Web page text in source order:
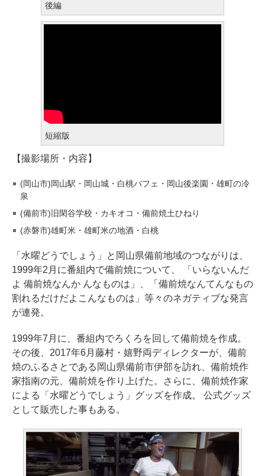
後編
短縮版
【撮影場所・内容】
(岡山市)岡山駅・岡山城・白桃パフェ・岡山後楽園・雄町の冷
泉
(備前市)旧閑谷学校・カキオコ・備前焼土ひねり
(赤磐市)雄町米・雄町米の地酒・白桃
「水曜どうでしょう」と岡山県備前地域のつながりは、
1999年2月に番組内で備前焼について、 「いらないんだ
よ 備前焼なんか んなものは」、「備前焼なんてんなもの
割れるだけだよこんなものは」等々のネガティブな発言
が連発。
1999年7月に、番組内でろくろを回して備前焼を作成。
その後、2017年6月藤村・嬉野両ディレクターが、備前
焼のふるさとである岡山県備前市伊部を訪れ、備前焼作
家指南の元、備前焼を作り上げた。さらに、備前焼作家
による「水曜どうでしょう」グッズを作成。 公式グッズ
として販売した事もある。